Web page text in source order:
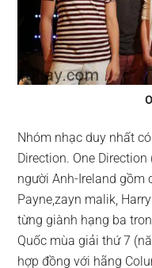
Nhóm nhạc duy nhất
Direction. One
người Anh-Ireland gồm
Payne,zayn malik,
từng giành hạng ba
Quốc mùa giải thứ 7
hợp đồng với hãng